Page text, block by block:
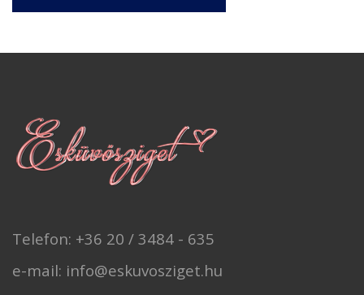
Telefon: +36 20 / 3484 - 635
e-mail: info@eskuvosziget.hu